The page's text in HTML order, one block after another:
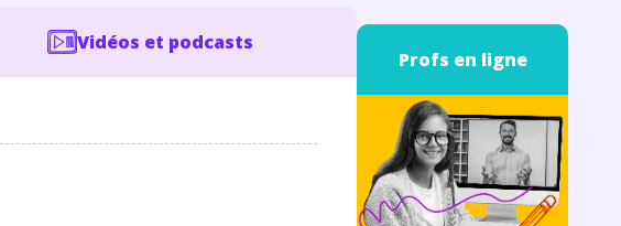
Vidéos et podcasts
Profs en ligne